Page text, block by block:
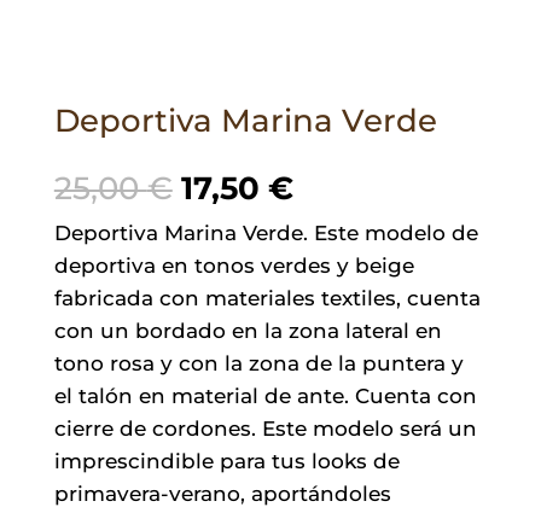
Deportiva Marina Verde
25,00€ El
precio
original
era:
25,00 €.
17,50 €El
precio
actual
es:
17,50 €.
Deportiva Marina Verde. Este modelo de
deportiva en tonos verdes y beige
fabricada con materiales textiles, cuenta
con un bordado en la zona lateral en
tono rosa y con la zona de la puntera y
el talón en material de ante. Cuenta con
cierre de cordones. Este modelo será un
imprescindible para tus looks de
primavera-verano, aportándoles